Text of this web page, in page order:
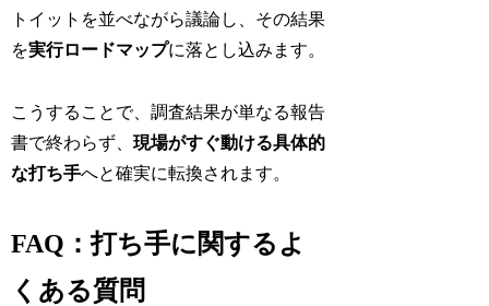
トイットを並べながら議論し、その結果
を実行ロードマップに落とし込みます。
こうすることで、調査結果が単なる報告
書で終わらず、現場がすぐ動ける具体的
な打ち手へと確実に転換されます。
FAQ：打ち手に関するよ
くある質問